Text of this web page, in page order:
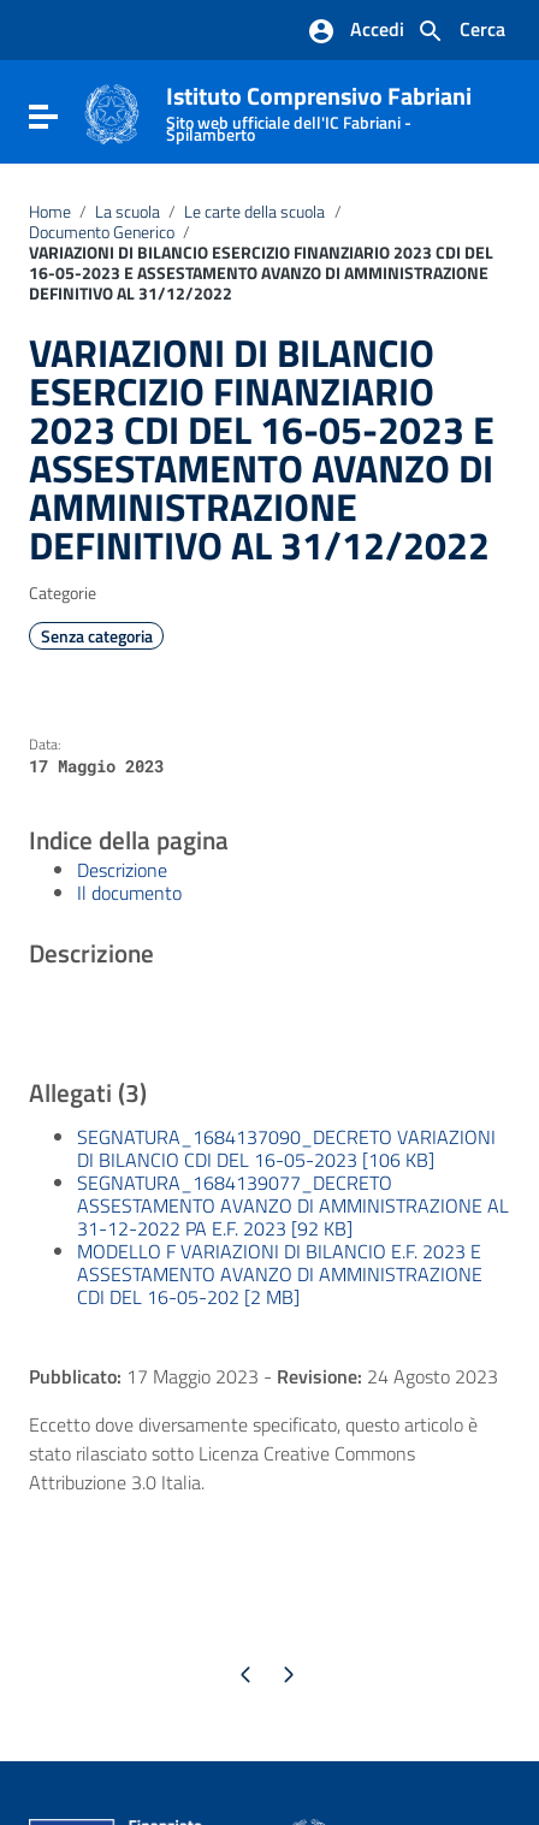
Vai al footer
Cerca
Accedi
Attiva / disattiva la navigazione
Istituto Comprensivo Fabriani
Sito web ufficiale dell'IC Fabriani -
Spilamberto
Home / La scuola / Le carte della scuola /
Documento Generico /
VARIAZIONI DI BILANCIO ESERCIZIO FINANZIARIO 2023 CDI DEL
16-05-2023 E ASSESTAMENTO AVANZO DI AMMINISTRAZIONE
DEFINITIVO AL 31/12/2022
VARIAZIONI DI BILANCIO
ESERCIZIO FINANZIARIO
2023 CDI DEL 16-05-2023 E
ASSESTAMENTO AVANZO DI
AMMINISTRAZIONE
DEFINITIVO AL 31/12/2022
Categorie
Senza categoria
Data:
17 Maggio 2023
Indice della pagina
Descrizione
Il documento
Descrizione
Allegati (3)
SEGNATURA_1684137090_DECRETO VARIAZIONI
DI BILANCIO CDI DEL 16-05-2023 [106 KB]
SEGNATURA_1684139077_DECRETO
ASSESTAMENTO AVANZO DI AMMINISTRAZIONE AL
31-12-2022 PA E.F. 2023 [92 KB]
MODELLO F VARIAZIONI DI BILANCIO E.F. 2023 E
ASSESTAMENTO AVANZO DI AMMINISTRAZIONE
CDI DEL 16-05-202 [2 MB]
Pubblicato: 17 Maggio 2023 - Revisione: 24 Agosto 2023
Eccetto dove diversamente specificato, questo articolo è
stato rilasciato sotto Licenza Creative Commons
Attribuzione 3.0 Italia.
Pagina precedente
Pagina successiva